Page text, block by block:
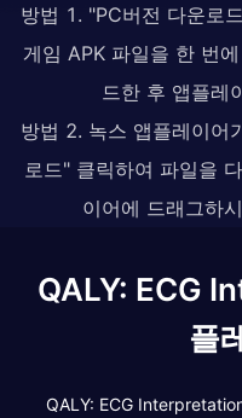
방법 1. "PC버전 다운로
게임 APK 파일을 한 번
드한 후 앱플레
방법 2. 녹스 앱플레이어
로드" 클릭하여 파일을
이어에 드래그하
QALY: ECG
플
QALY: ECG